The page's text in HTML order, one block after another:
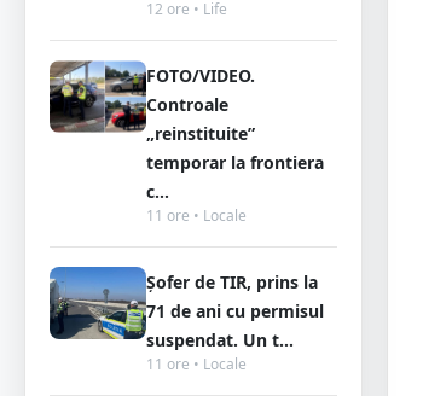
12 ore • Life
FOTO/VIDEO.
Controale
„reinstituite”
temporar la frontiera
c...
11 ore • Locale
Șofer de TIR, prins la
71 de ani cu permisul
suspendat. Un t...
11 ore • Locale